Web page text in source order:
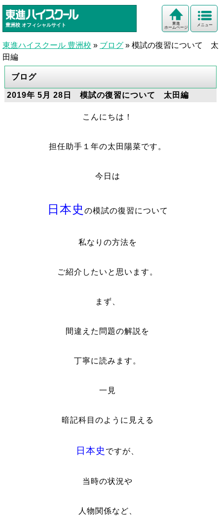
豊洲校 オフィシャルサイト メニュー
東進
ホームページ
東進ハイスクール 豊洲校 » ブログ » 模試の復習について 太
田編
ブログ
2019年 5月 28日 模試の復習について 太田編
こんにちは！
担任助手１年の太田陽菜です。
今日は
日本史 の模試の復習について
私なりの方法を
ご紹介したいと思います。
まず、
間違えた問題の解説を
丁寧に読みます。
一見
暗記科目のように見える
日本史 ですが、
当時の状況や
人物関係など、